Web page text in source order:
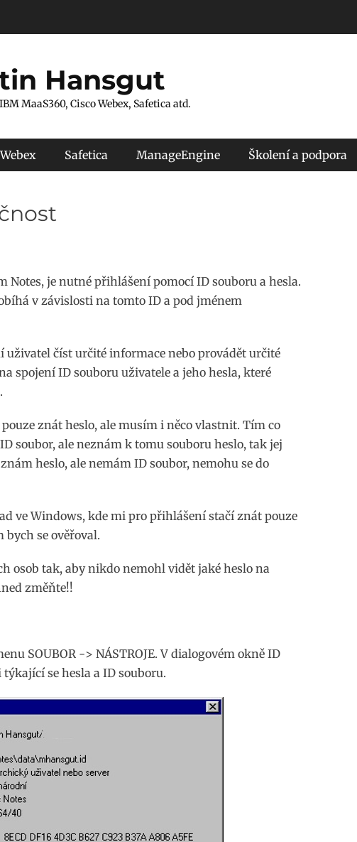
Hansgut
MaaS360, Cisco Webex, Safetica atd.
Safetica ManageEngine Školení a podpora
Notes, je nutné přihlášení pomocí ID souboru a hesla.
v závislosti na tomto ID a pod jménem
uživatel číst určité informace nebo provádět určité
spojení ID souboru uživatele a jeho hesla, které
znát heslo, ale musím i něco vlastnit. Tím co
soubor, ale neznám k tomu souboru heslo, tak jej
heslo, ale nemám ID soubor, nemohu se do
ve Windows, kde mi pro přihlášení stačí znát pouze
se ověřoval.
osob tak, aby nikdo nemohl vidět jaké heslo na
změňte!!
SOUBOR -> NÁSTROJE. V dialogovém okně ID
se hesla a ID souboru.